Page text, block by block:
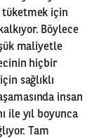
tüketmek için
Böylece
maliyetle
hiçbir
sağlıklı
insan
ile yıl boyunca
Tam